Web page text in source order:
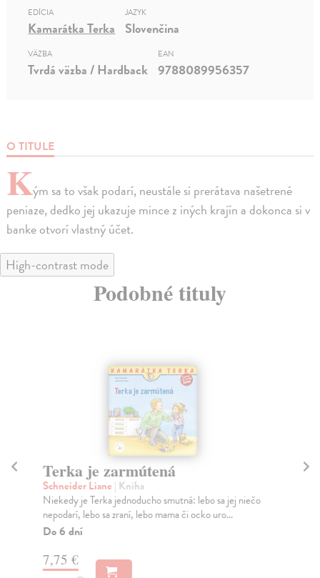
O TITULE
Kým sa to však podarí, neustále si prerátava našetrené
peniaze, dedko jej ukazuje mince z iných krajín a dokonca si v
banke otvorí vlastný účet.
EDÍCIA
Kamarátka Terka
JAZYK
Slovenčina
VÄZBA
Tvrdá väzba / Hardback
EAN
9788089956357
High-contrast mode
Podobné tituly
Terka je zarmútená
Schneider Liane | Kniha
Niekedy je Terka jednoducho smutná: lebo sa jej niečo
nepodarí, lebo sa zraní, lebo mama či ocko uro...
Do 6 dní
7,75 €